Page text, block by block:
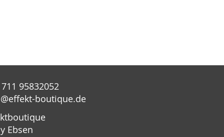
95832052
boutique.de
Ebsen